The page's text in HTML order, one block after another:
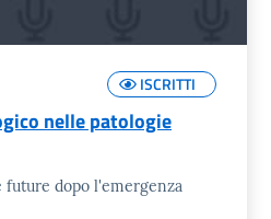
ISCRITTI
nelle patologie
future dopo l'emergenza